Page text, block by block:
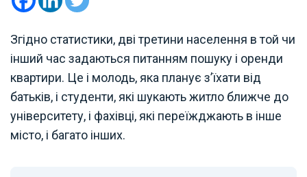
Згідно статистики, дві третини населення в той чи
інший час задаються питанням пошуку і оренди
квартири. Це і молодь, яка планує з’їхати від
батьків, і студенти, які шукають житло ближче до
університету, і фахівці, які переїжджають в інше
місто, і багато інших.